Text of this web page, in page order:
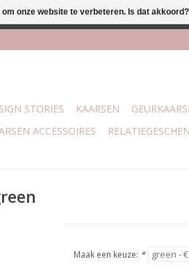
STORIES KAARSEN
ACCESSOIRES
Maak een keuze: *
onze website te verbeteren. Is dat akkoord?
& Cadeau | Belvederelaan 107